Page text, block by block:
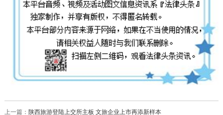
上一篇： 陕西旅游登陆上交所主板 文旅企业上市再添新样本